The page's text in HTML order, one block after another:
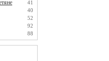
41
40
52
92
88